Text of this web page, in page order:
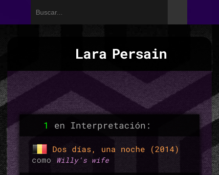
Lara Persain
1 en Interpretación:
Dos días, una noche (2014)
como
Willy's wife